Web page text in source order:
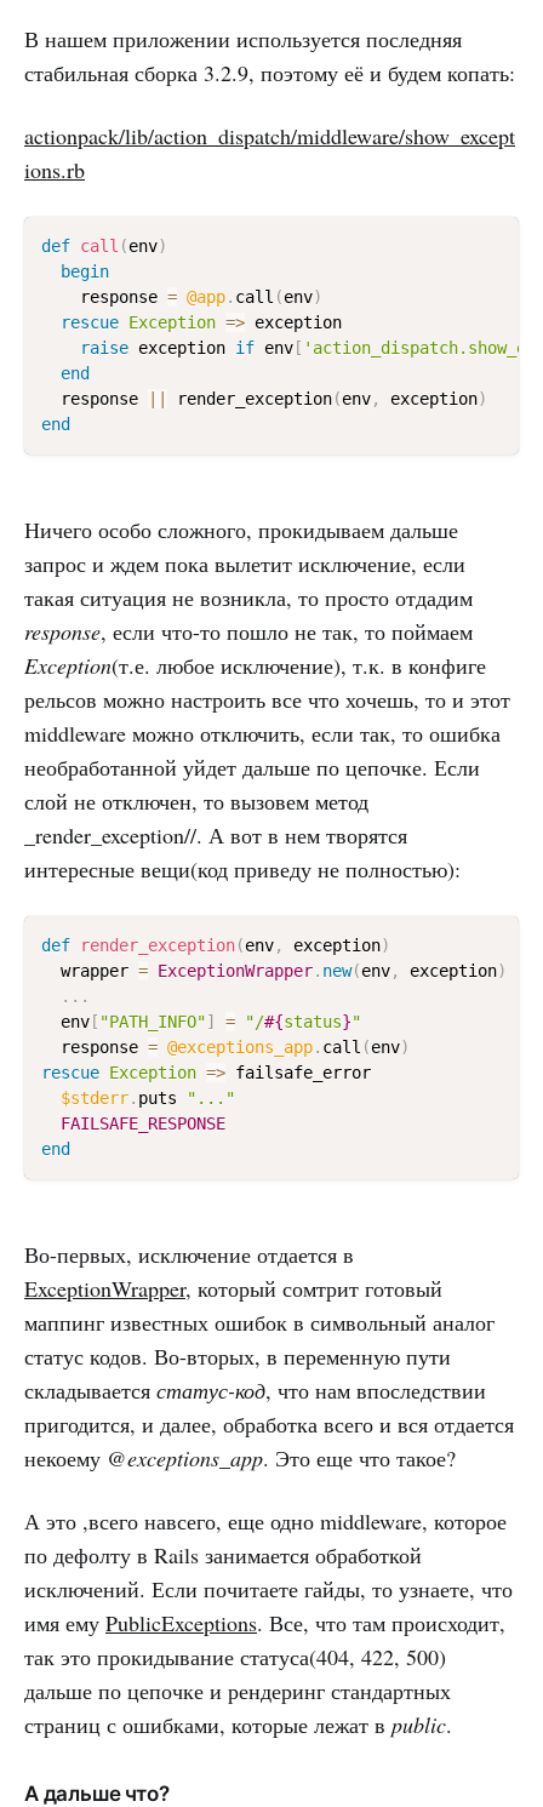
В нашем приложении используется последняя
стабильная сборка 3.2.9, поэтому её и будем копать:
actionpack/lib/action_dispatch/middleware/show_except
ions.rb
def call (env)
begin
    response
= @app. call (env)
rescue Exception => exception
raise exception if env[
end
  response
|| render_exception(env, exception)
end
Ничего особо сложного, прокидываем дальше
запрос и ждем пока вылетит исключение, если
такая ситуация не возникла, то просто отдадим
response, если что-то пошло не так, то поймаем
Exception(т.е. любое исключение), т.к. в конфиге
рельсов можно настроить все что хочешь, то и этот
middleware можно отключить, если так, то ошибка
необработанной уйдет дальше по цепочке. Если
слой не отключен, то вызовем метод
_render_exception//. А вот в нем творятся
интересные вещи(код приведу не полностью):
def render_exception(env, exception)
  wrapper
= ExceptionWrapper. new(env, exception)
. . .
  env
[ "PATH_INFO"] = "/#{status}"
  response
= @exceptions_app. call (env)
rescue Exception => failsafe_error
$stderr. puts
"..."
FAILSAFE_RESPONSE
end
Во-первых, исключение отдается в
ExceptionWrapper, который сомтрит готовый
маппинг известных ошибок в символьный аналог
статус кодов. Во-вторых, в переменную пути
складывается статус-код, что нам впоследствии
пригодится, и далее, обработка всего и вся отдается
некоему @exceptions_app. Это еще что такое?
А это ,всего навсего, еще одно middleware, которое
по дефолту в Rails занимается обработкой
исключений. Если почитаете гайды, то узнаете, что
имя ему PublicExceptions. Все, что там происходит,
так это прокидывание статуса(404, 422, 500)
дальше по цепочке и рендеринг стандартных
страниц с ошибками, которые лежат в public.
А дальше что?